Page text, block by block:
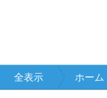
全表示 ホーム